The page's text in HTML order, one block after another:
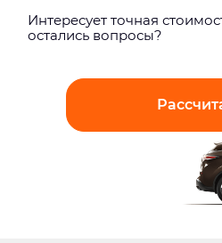
Интерeсует точная
остались вопросы?